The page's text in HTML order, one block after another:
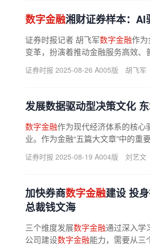
数字金融湘财证券样本：
证券时报记者 胡飞军数字金融作为
变革，扮演着推动金融服务高效
型的先行者，以“技术驱动业务...
证券时报 2025-08-26 A005版 胡飞军
发展数据驱动型决策文化
数字金融作为现代经济体系的核心
业。作为金融“五篇大文章”中的重
证券就是其中之一。据了解，东北...
证券时报 2025-08-19 A004版 刘艺文
加快券商数字金融建设 投
总裁钱文海
三个维度发展数字金融通过深入学
公司建设数字金融能力，需要从三